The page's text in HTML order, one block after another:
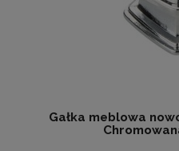
Gałka meblowa